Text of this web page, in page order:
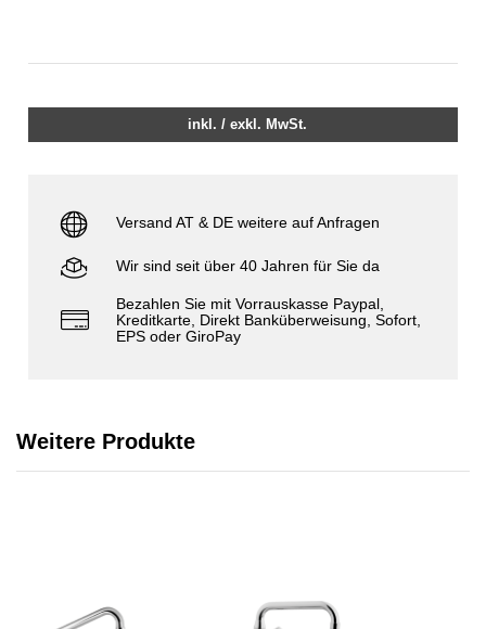
inkl. / exkl. MwSt.
Versand AT & DE weitere auf Anfragen
Wir sind seit über 40 Jahren für Sie da
Bezahlen Sie mit Vorrauskasse Paypal,
Kreditkarte, Direkt Banküberweisung, Sofort,
EPS oder GiroPay
Weitere Produkte